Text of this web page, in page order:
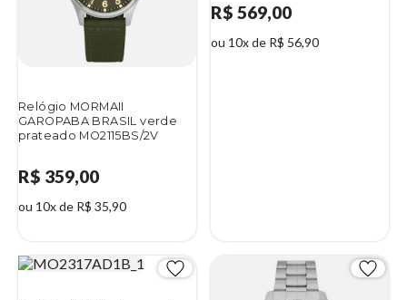
Relógio MORMAII
GAROPABA BRASIL verde
prateado MO2115BS/2V
R$ 359,00
ou 10x de R$ 35,90
R$ 569,00
ou 10x de R$ 56,90